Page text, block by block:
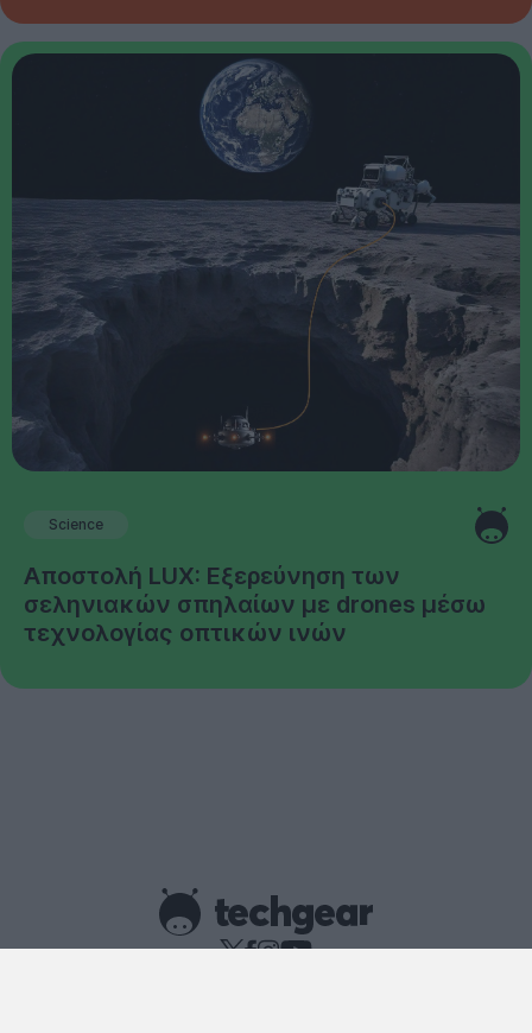
Science
Αποστολή LUX: Εξερεύνηση των
σεληνιακών σπηλαίων με drones μέσω
τεχνολογίας οπτικών ινών